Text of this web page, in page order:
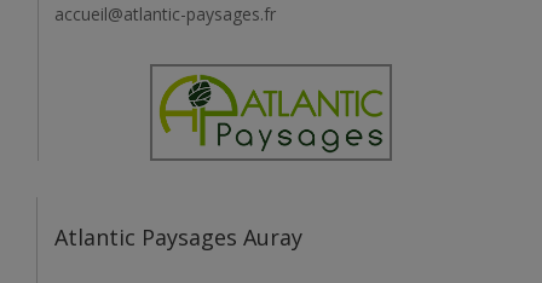
accueil@atlantic-paysages.fr
Atlantic Paysages Auray